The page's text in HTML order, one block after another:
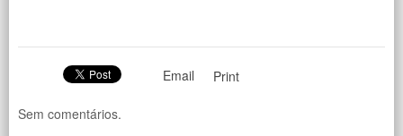
Email Print
Sem comentários.